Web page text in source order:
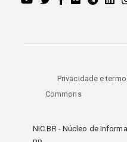
NIC.BR - Núcleo de
Privacidade e
Commons